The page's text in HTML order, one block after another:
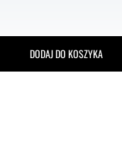
DODAJ DO KOSZYKA